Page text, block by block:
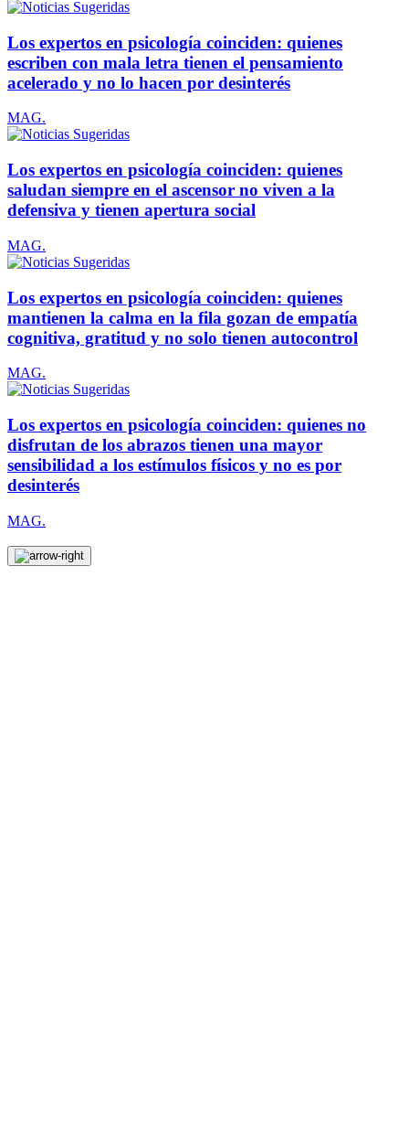
Los expertos en psicología coinciden: quienes
escriben con mala letra tienen el pensamiento
acelerado y no lo hacen por desinterés
MAG.
Los expertos en psicología coinciden: quienes
saludan siempre en el ascensor no viven a la
defensiva y tienen apertura social
MAG.
Los expertos en psicología coinciden: quienes
mantienen la calma en la fila gozan de empatía
cognitiva, gratitud y no solo tienen autocontrol
MAG.
Los expertos en psicología coinciden: quienes no
disfrutan de los abrazos tienen una mayor
sensibilidad a los estímulos físicos y no es por
desinterés
MAG.